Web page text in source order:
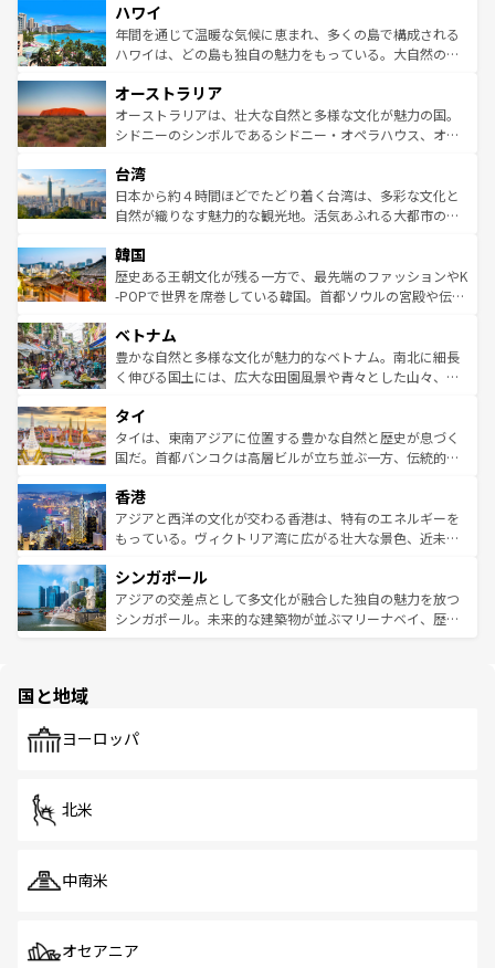
ば市内交通費無料で観光を楽しむこともできる。 なお、新
着のスイス情報はコンテンツ一覧 を参照してほしい。
のような巨大都市は、観光、ショッピング、エンターテイ
ンメントが詰まった刺激的なスポットだ。一方、アメリカ
西部には大自然が広がり、グランドキャニオンやイエロー
部のニューオーリンズでは、音楽と美食が融合した独特の
文化が魅力。旅行者はアメリカの各地域で異なる魅力を楽
しみながら、その多様性と豊かな歴史を感じることができ
ならではの贅沢な旅のスタイルだ。 なお、新着のアメリカ
情報はコンテンツ一覧を参照してほしい。
ハワイ
年間を通じて温暖な気候に恵まれ、多くの島で構成される
ハワイは、どの島も独自の魅力をもっている。大自然の神
ワイ島は見逃せない。また、定番の観光地といえばオアフ
島だが、静かな自然を求めるならマウイ島やカウアイ島が
おすすめ。エメラルドグリーンに輝く海をはじめ、豊かな
れるおもてなしの心で訪れる人々を迎えてくれるハワイの
人々、おいしいローカルフードやハワイアンミュージッ
ク、伝統的なフラダンスなど、すべてがハワイの魅力を彩
ワイを、存分に味わってほしい。 なお、新着のハワイ情報
はコンテンツ一覧を参照してほしい。
オーストラリア
オーストラリアは、壮大な自然と多様な文化が魅力の国。
シドニーのシンボルであるシドニー・オペラハウス、オー
リアリーフや大陸中央部にそびえるウルル（エアーズロッ
ク）、タスマニアの美しい原生林やケアンズの熱帯雨林な
ど、見どころがたくさん。また、カフェやワイン、オージ
いる。アクティビティも充実しており、サーフィンやダイ
ビング、ハイキングなど、アウトドア好きにはたまらな
い。オーストラリアの多彩な魅力を存分に味わいつくそ
参照してほしい。
台湾
日本から約４時間ほどでたどり着く台湾は、多彩な文化と
自然が織りなす魅力的な観光地。活気あふれる大都市の台
ン）、静ひつな山岳地帯である台湾東部など、都市の喧騒
と山間の静けさが共存しており、訪れる人に新しい発見と
驚きをもたらしてくれる。また、奥深い台湾の食文化も魅
容にもいいと評判のスイーツなど、バラエティ豊かな料理
が味わえる。 なお、新着の台湾情報は コンテンツ一覧を参
照してほしい。
韓国
歴史ある王朝文化が残る一方で、最先端のファッションやK
-POPで世界を席巻している韓国。首都ソウルの宮殿や伝統
き、地方に足を延ばせば四季折々の自然美を楽しむことが
できる。そして、キムチや焼肉、絶品のストリートフード
まで、さまざまな韓国料理が待っている。夜には、韓国な
リティに包まれながら、韓国の多彩な魅力を心ゆくまで味
わってみてほしい。 なお、新着の韓国情報はコンテンツ一
覧を参照してほしい。
ベトナム
豊かな自然と多様な文化が魅力的なベトナム。南北に細長
く伸びる国土には、広大な田園風景や青々とした山々、世
急速な発展と共に伝統が息づく。ハノイの古い町並みやホ
ーチミン市のフランス統治時代の建物も、独特の雰囲気を
醸し出している。また、バラエティの豊かさとおいしさで
とつ。フォーやバインミー、ベトナムコーヒーなどは、ぜ
ひ現地で味わいたい。どの地域を訪れてもあたたかい人々
が旅行者を迎えてくれるので、きっと忘れられない旅にな
参照してほしい。
タイ
タイは、東南アジアに位置する豊かな自然と歴史が息づく
国だ。首都バンコクは高層ビルが立ち並ぶ一方、伝統的な
の活気が交差している。北部ではチェンマイなどの山岳地
帯で自然と触れ合い、南部ではプーケットやクラビの美し
いビーチでリゾート気分を楽しむことができる。タイ料理
激する。気候は一年中温暖で、どの季節にも異なる楽しみ
が待っている。親しみやすいタイの人々、仏教を中心とし
た文化、そして多様な観光資源が、訪れる旅人を魅了し続
香港
アジアと西洋の文化が交わる香港は、特有のエネルギーを
もっている。ヴィクトリア湾に広がる壮大な景色、近未来
み、どこを訪れても感動するはず。観光スポットが密集し
ており、効率よく見どころを回れるのも魅力。息をのむよ
うな絶景から文化的な体験まで、香港を存分に楽しみ尽く
シンガポール
アジアの交差点として多文化が融合した独自の魅力を放つ
シンガポール。未来的な建築物が並ぶマリーナベイ、歴史
で、ホーカーズは地元の風情を楽しめる外せないスポット
国と地域
ヨーロッパ
北米
中南米
オセアニア